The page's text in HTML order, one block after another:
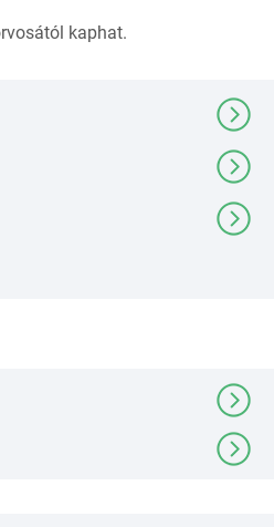
kaphat.